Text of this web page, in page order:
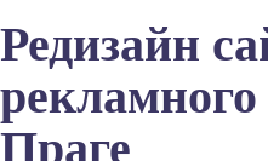
Редизайн
рекламного
Праге